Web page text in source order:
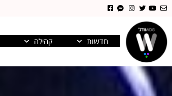
חדשות קהילה